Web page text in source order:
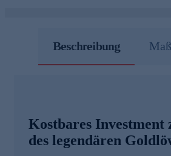
Beschreibung
Kostbares Investment
des legendären